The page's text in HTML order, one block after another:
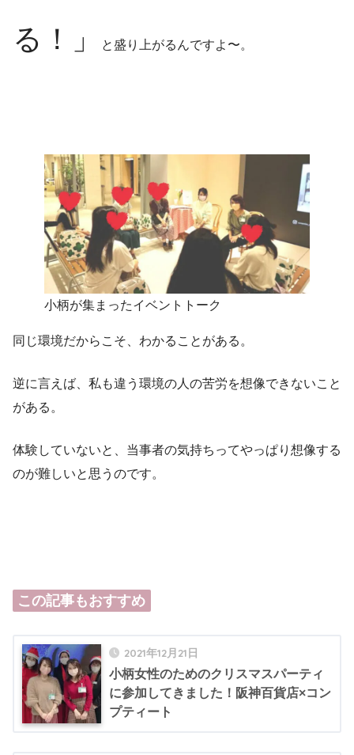
る！」 と盛り上がるんですよ〜。
小柄が集まったイベントトーク
同じ環境だからこそ、わかることがある。
逆に言えば、私も違う環境の人の苦労を想像できないこと
がある。
体験していないと、当事者の気持ちってやっぱり想像する
のが難しいと思うのです。
この記事もおすすめ
2021年12月21日
小柄女性のためのクリスマスパーティ
に参加してきました！阪神百貨店×コン
プティート